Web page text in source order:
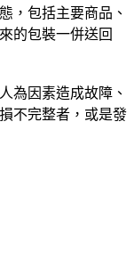
，包括主要商品、
的包裝一併送回
為因素造成故障、
不完整者，或是發